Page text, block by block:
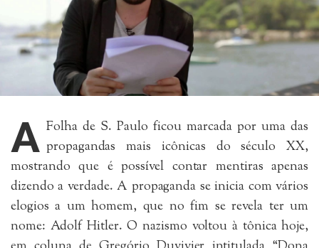
A Folha de S. Paulo ficou marcada por uma das
propagandas mais icônicas do século XX,
mostrando que é possível contar mentiras apenas
dizendo a verdade. A propaganda se inicia com vários
elogios a um homem, que no fim se revela ter um
nome: Adolf Hitler. O nazismo voltou à tônica hoje,